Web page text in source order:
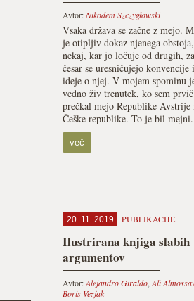
Avtor:Nikodem Szczygłowski
Vsaka država se začne z mejo.
je otipljiv dokaz njenega obstoja,
nekaj, kar jo ločuje od drugih,
česar se uresničujejo konvencije
ideje o njej. V mojem spominu
vedno živ trenutek, ko sem prvič
prečkal mejo Republike Avstrije
Češke republike. To je bil
več
20. 11. 2019 PUBLIKACIJE
Ilustrirana knjiga slabih
argumentov
Avtor:Alejandro Giraldo, Ali
Boris Vezjak